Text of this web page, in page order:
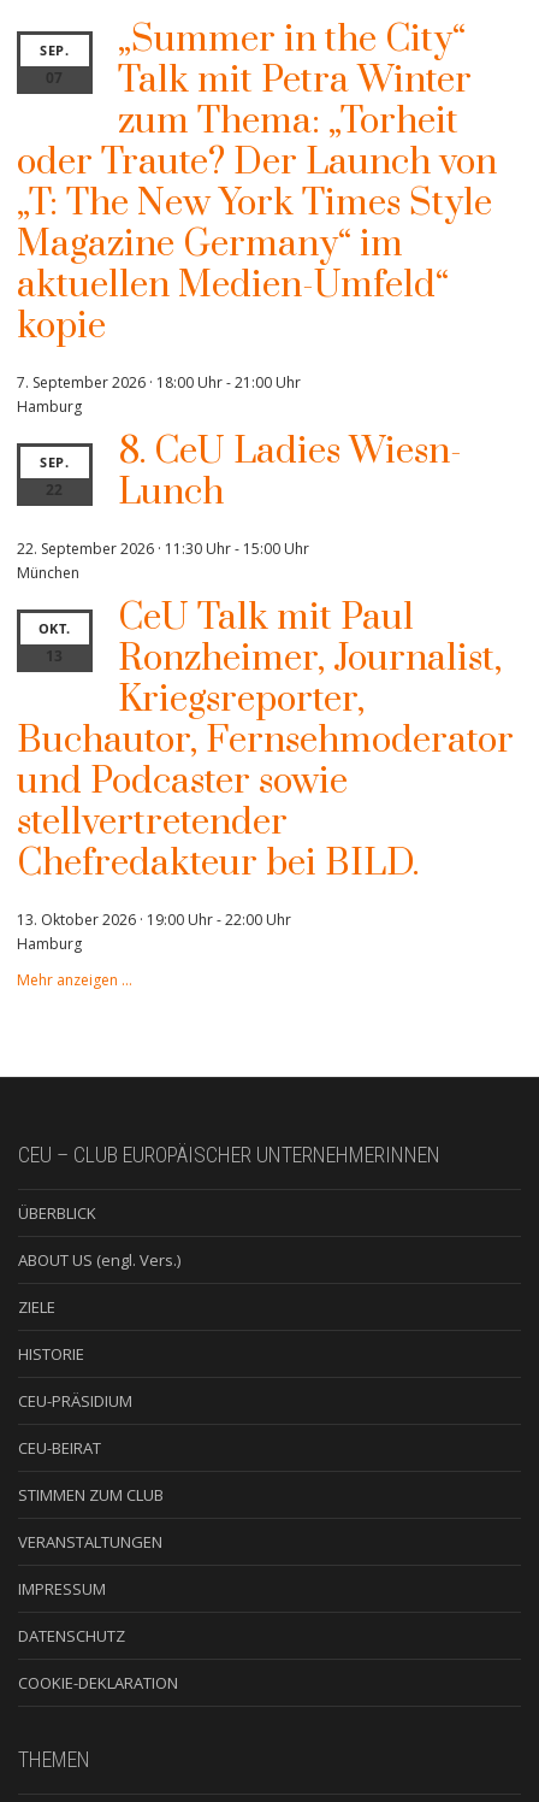
SEP.
07
„Summer in the City“
Talk mit Petra Winter
zum Thema: „Torheit
oder Traute? Der Launch von
„T: The New York Times Style
Magazine Germany“ im
aktuellen Medien-Umfeld“
kopie
7. September 2026 · 18:00 Uhr-21:00 Uhr
Hamburg
SEP.
22
8. CeU Ladies Wiesn-
Lunch
22. September 2026 · 11:30 Uhr- 15:00 Uhr
München
OKT.
13
CeU Talk mit Paul
Ronzheimer, Journalist,
Kriegsreporter,
Buchautor, Fernsehmoderator
und Podcaster sowie
stellvertretender
Chefredakteur bei BILD.
13. Oktober 2026 · 19:00 Uhr-22:00 Uhr
Hamburg
Mehr anzeigen …
CEU – CLUB EUROPÄISCHER UNTERNEHMERINNEN
ÜBERBLICK
ABOUT US (engl. Vers.)
ZIELE
HISTORIE
CEU-PRÄSIDIUM
CEU-BEIRAT
STIMMEN ZUM CLUB
VERANSTALTUNGEN
IMPRESSUM
DATENSCHUTZ
COOKIE-DEKLARATION
THEMEN